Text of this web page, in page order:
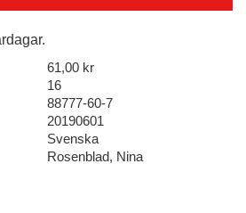
61,00 kr
16
88777-60-7
20190601
Svenska
Rosenblad, Nina